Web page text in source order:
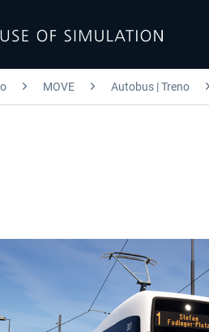
MOVE Autobus | Treno